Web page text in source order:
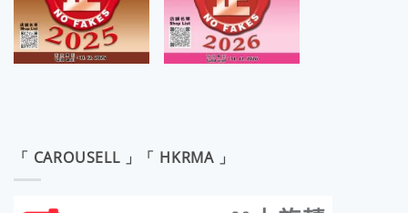
「 CAROUSELL 」「 HKRMA 」